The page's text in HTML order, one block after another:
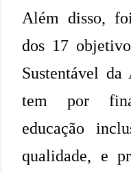
Além disso,
dos 17
Sustentável
tem por
educação
qualidade, e